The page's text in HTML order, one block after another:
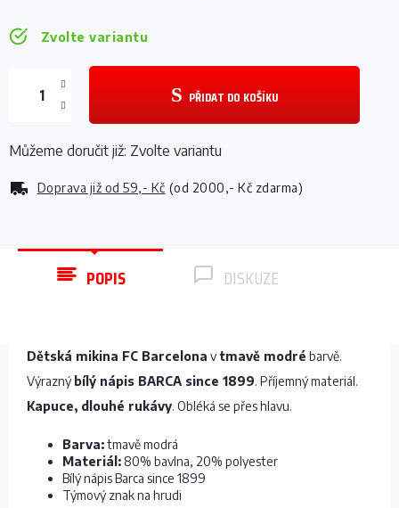
Zvolte variantu
Doprava již od 59,- Kč (od 2000,- Kč zdarma)
PŘIDAT DO KOŠÍKU
Můžeme doručit již: Zvolte variantu
POPIS DISKUZE
Dětská mikina FC Barcelona vtmavě modré barvě.
Výrazný bílý nápis BARCA since 1899. Příjemný materiál.
Kapuce, dlouhé rukávy. Obléká se přes hlavu.
Barva:tmavě modrá
Materiál:80% bavlna, 20% polyester
Bílý nápis Barca since 1899
Týmový znak na hrudi